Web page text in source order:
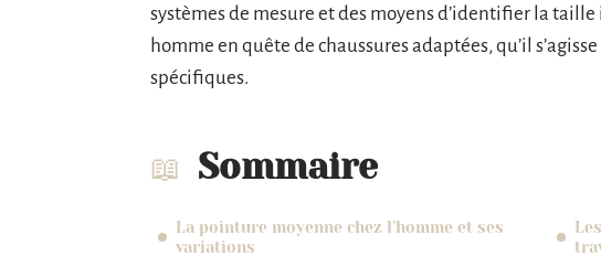
systèmes de mesure et des moyens d’identifier la
homme en quête de chaussures adaptées, qu’il
spécifiques.
Sommaire
La pointure moyenne chez l’homme et ses
variations